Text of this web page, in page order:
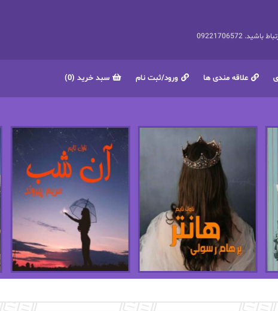
علاقه مندی ها ورود/ثبت نام سبد خرید (0)